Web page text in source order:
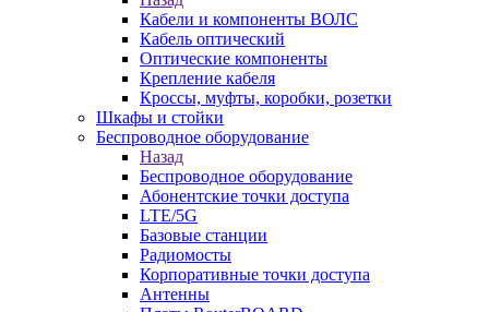
Кабели и компоненты ВОЛС
Кабель оптический
Оптические компоненты
Крепление кабеля
Кроссы, муфты, коробки, розетки
Шкафы и стойки
Беспроводное оборудование
Назад
Беспроводное оборудование
Абонентские точки доступа
LTE/5G
Базовые станции
Радиомосты
Корпоративные точки доступа
Антенны